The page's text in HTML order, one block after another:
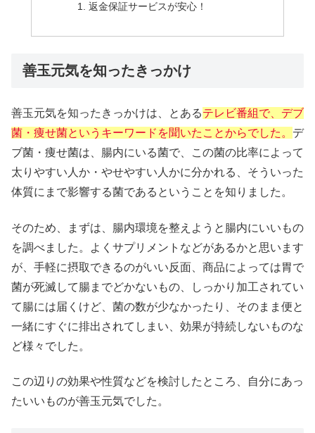
返金保証サービスが安心！
善玉元気を知ったきっかけ
善玉元気を知ったきっかけは、とあるテレビ番組で、デブ
菌・痩せ菌というキーワードを聞いたことからでした。 デ
ブ菌・痩せ菌は、腸内にいる菌で、この菌の比率によって
太りやすい人か・やせやすい人かに分かれる、そういった
体質にまで影響する菌であるということを知りました。
そのため、まずは、腸内環境を整えようと腸内にいいもの
を調べました。よくサプリメントなどがあるかと思います
が、手軽に摂取できるのがいい反面、商品によっては胃で
菌が死滅して腸までどかないもの、しっかり加工されてい
て腸には届くけど、菌の数が少なかったり、そのまま便と
一緒にすぐに排出されてしまい、効果が持続しないものな
ど様々でした。
この辺りの効果や性質などを検討したところ、自分にあっ
たいいものが善玉元気でした。